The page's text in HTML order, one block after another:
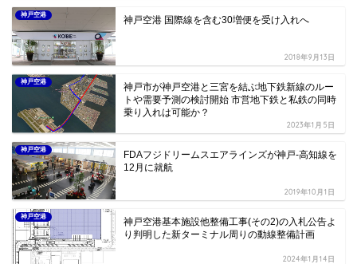
神戸空港 神戸空港 国際線を含む30増便を受け入れへ
2018年9月13日
神戸空港
神戸市が神戸空港と三宮を結ぶ地下鉄新線のルー
トや需要予測の検討開始 市営地下鉄と私鉄の同時
乗り入れは可能か？
2023年1月5日
神戸空港
FDAフジドリームスエアラインズが神戸-高知線を
12月に就航
2019年10月1日
神戸空港
神戸空港基本施設他整備工事(その2)の入札公告よ
り判明した新ターミナル周りの動線整備計画
2024年1月14日